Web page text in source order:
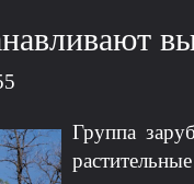
Группа